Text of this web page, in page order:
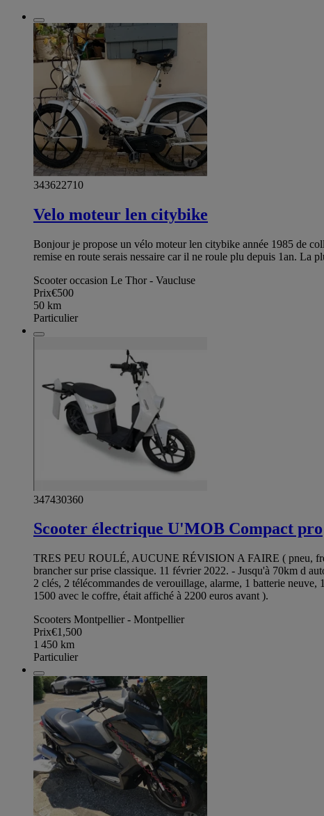
343622710
Velo moteur len citybike
Bonjour je propose un vélo moteur len citybike année 1985 de
remise en route serais nessaire car il ne roule plu depuis 1an. La
Scooter occasion Le Thor - Vaucluse
Prix€500
50 km
Particulier
347430360
Scooter électrique U'MOB Compact pro
TRES PEU ROULÉ, AUCUNE RÉVISION A FAIRE ( pneu,
brancher sur prise classique. 11 février 2022. - Jusqu'à 70km d
2 clés, 2 télécommandes de verouillage, alarme, 1 batterie
1500 avec le coffre, était affiché à 2200 euros avant ).
Scooters Montpellier - Montpellier
Prix€1,500
1 450 km
Particulier